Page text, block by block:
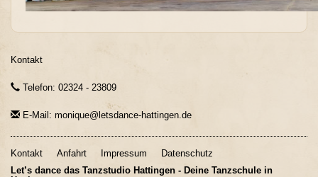
Kontakt
Telefon: 02324 - 23809
E-Mail: monique@letsdance-hattingen.de
Kontakt Anfahrt Impressum
Datenschutz
Let’s dance das Tanzstudio Hattingen - Deine Tanzschule in